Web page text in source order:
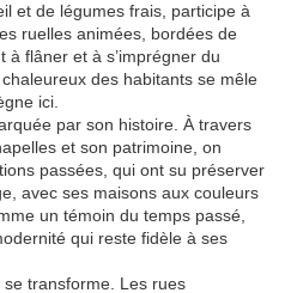
et de légumes frais, participe à
ruelles animées, bordées de
flâner et à s’imprégner du
des habitants se mêle
ici.
par son histoire. À travers
et son patrimoine, on
passées, qui ont su préserver
avec ses maisons aux couleurs
un témoin du temps passé,
qui reste fidèle à ses
transforme. Les rues